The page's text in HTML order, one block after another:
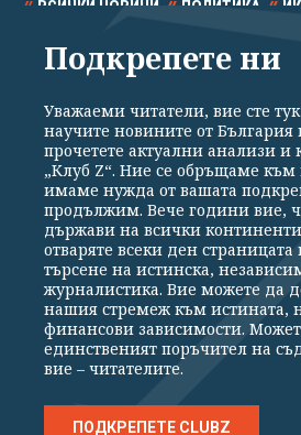
ВСИЧКИ НОВИНИ ПОЛИТИКА
СПОРТ КУЛТУРА ТЕХНОЛОГИИ
Общи условия
Политика
Реклама
Партньори
Екип
Издател на www.clubz.bg е „Клуб Зебра
Константинов" 3. Всички права запазени
Препечатването на материали, снимки и
разрешение ще бъде преследвано по
Подкрепете ни
Уважаеми читатели, вие сте
научите новините от България
прочетете актуални анализи и
„Клуб Z“. Ние се обръщаме към
имаме нужда от вашата
продължим. Вече години вие,
държави на всички континенти
отваряте всеки ден
търсене на истинска,
журналистика. Вие можете да
нашия стремеж към истината,
финансови зависимости.
единственият поръчител на
вие – читателите.
ПОДКРЕПЕТЕ CLUBZ